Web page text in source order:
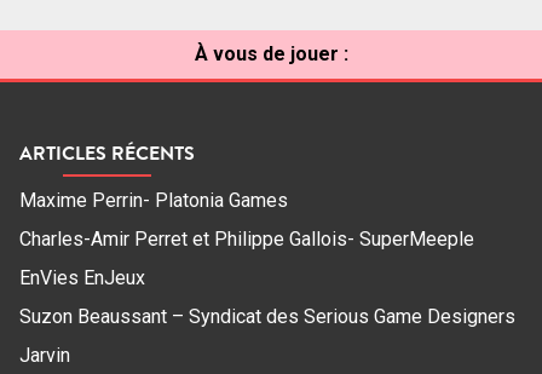
À vous de jouer :
ARTICLES RÉCENTS
Maxime Perrin- Platonia Games
Charles-Amir Perret et Philippe Gallois- SuperMeeple
EnVies EnJeux
Suzon Beaussant – Syndicat des Serious Game Designers
Jarvin